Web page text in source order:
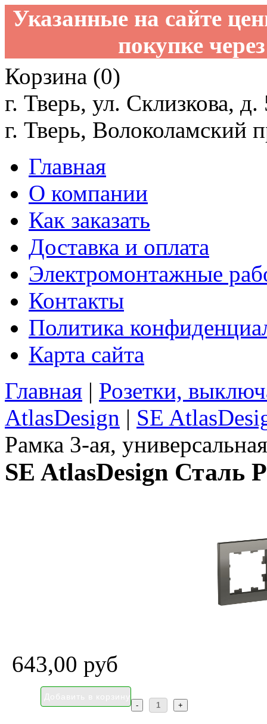
Указанные на сайте
покупке
Корзина (0)
г. Тверь, ул. Склизкова,
г. Тверь, Волоколамский
Главная
О компании
Как заказать
Доставка и оплата
Электромонтажные
Контакты
Политика
Карта сайта
Главная | Розетки,
AtlasDesign | SE
Рамка 3-ая, универсальная
SE AtlasDesign Сталь
643,00 руб